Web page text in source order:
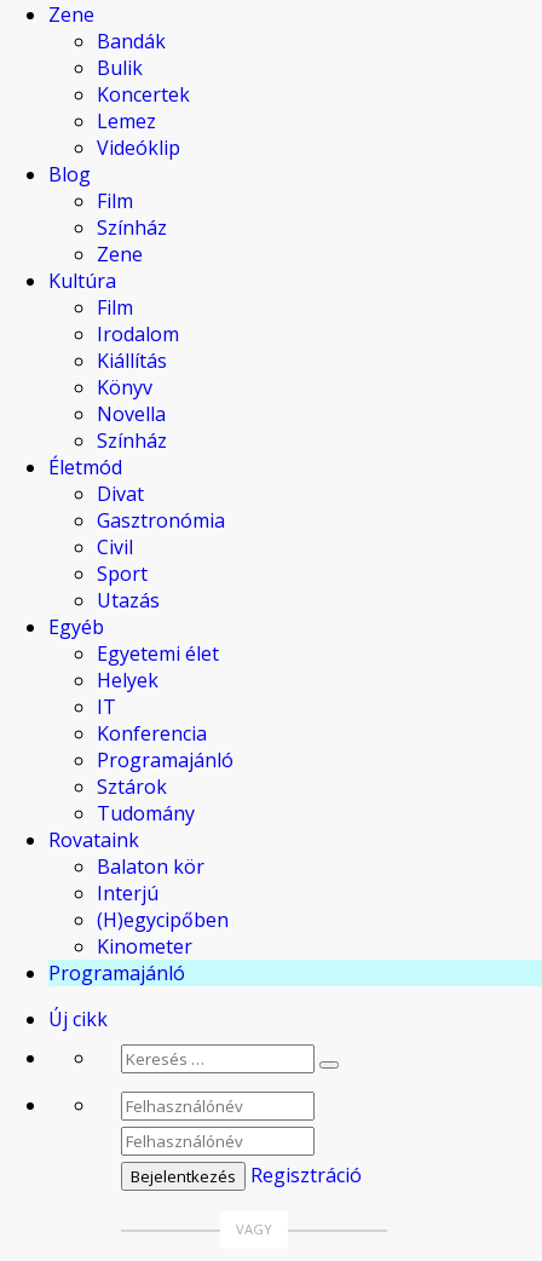
Zene
Bandák
Bulik
Koncertek
Lemez
Videóklip
Blog
Film
Színház
Zene
Kultúra
Film
Irodalom
Kiállítás
Könyv
Novella
Színház
Életmód
Divat
Gasztronómia
Civil
Sport
Utazás
Egyéb
Egyetemi élet
Helyek
IT
Konferencia
Programajánló
Sztárok
Tudomány
Rovataink
Balaton kör
Interjú
(H)egycipőben
Kinometer
Programajánló
Új cikk
Regisztráció